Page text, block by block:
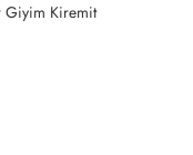
Giyim Kiremit